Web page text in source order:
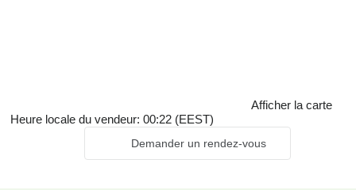
Afficher la carte
Heure locale du vendeur: 00:22 (EEST)
Demander un rendez-vous